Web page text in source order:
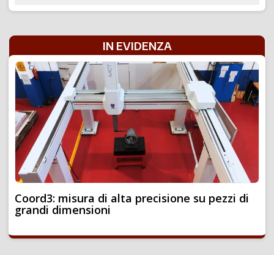
IN EVIDENZA
Coord3: misura di alta precisione su pezzi di
grandi dimensioni